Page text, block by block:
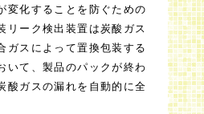
変化することを防ぐための
リーク検出装置は炭酸ガス
ガスによって置換包装する
いて、製品のパックが終わ
酸ガスの漏れを自動的に全